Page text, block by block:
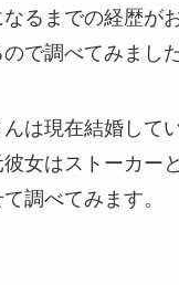
るまでの経歴が
で調べてみました
は現在結婚して
女はストーカー
調べてみます。